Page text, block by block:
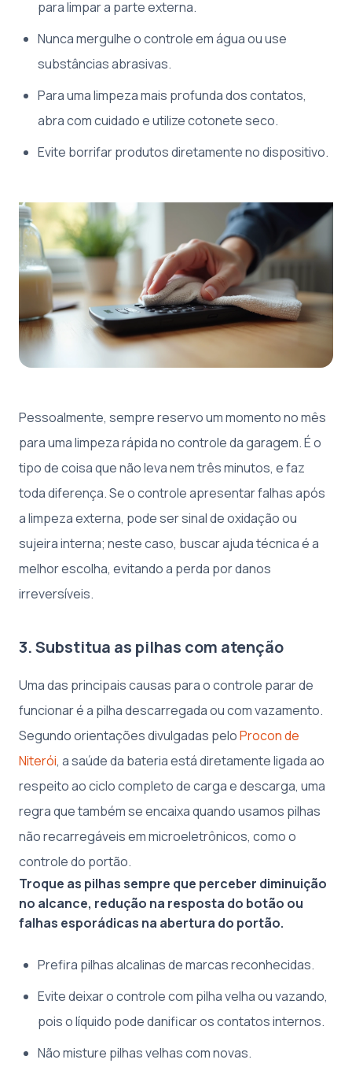
para limpar a parte externa.
Nunca mergulhe o controle em água ou use
substâncias abrasivas.
Para uma limpeza mais profunda dos contatos,
abra com cuidado e utilize cotonete seco.
Evite borrifar produtos diretamente no dispositivo.
Pessoalmente, sempre reservo um momento no mês
para uma limpeza rápida no controle da garagem. É o
tipo de coisa que não leva nem três minutos, e faz
toda diferença. Se o controle apresentar falhas após
a limpeza externa, pode ser sinal de oxidação ou
sujeira interna; neste caso, buscar ajuda técnica é a
melhor escolha, evitando a perda por danos
irreversíveis.
3. Substitua as pilhas com atenção
Uma das principais causas para o controle parar de
funcionar é a pilha descarregada ou com vazamento.
Segundo orientações divulgadas peloProcon de
Niterói, a saúde da bateria está diretamente ligada ao
respeito ao ciclo completo de carga e descarga, uma
regra que também se encaixa quando usamos pilhas
não recarregáveis em microeletrônicos, como o
controle do portão.
Troque as pilhas sempre que perceber diminuição
no alcance, redução na resposta do botão ou
falhas esporádicas na abertura do portão.
Prefira pilhas alcalinas de marcas reconhecidas.
Evite deixar o controle com pilha velha ou vazando,
pois o líquido pode danificar os contatos internos.
Não misture pilhas velhas com novas.